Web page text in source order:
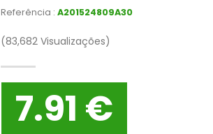
Referência : A201524809A30
(83,682 Visualizações)
7.91 €